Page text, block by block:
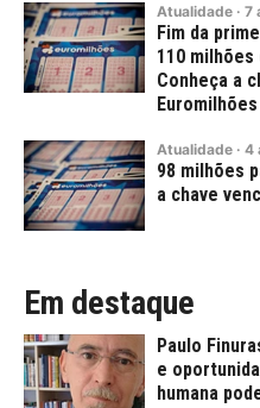
Atualidade · 7
Fim da
110
Conheça a
Euromilhões
Atualidade · 4
98 milhões
a chave
Em destaque
Paulo
e
humana